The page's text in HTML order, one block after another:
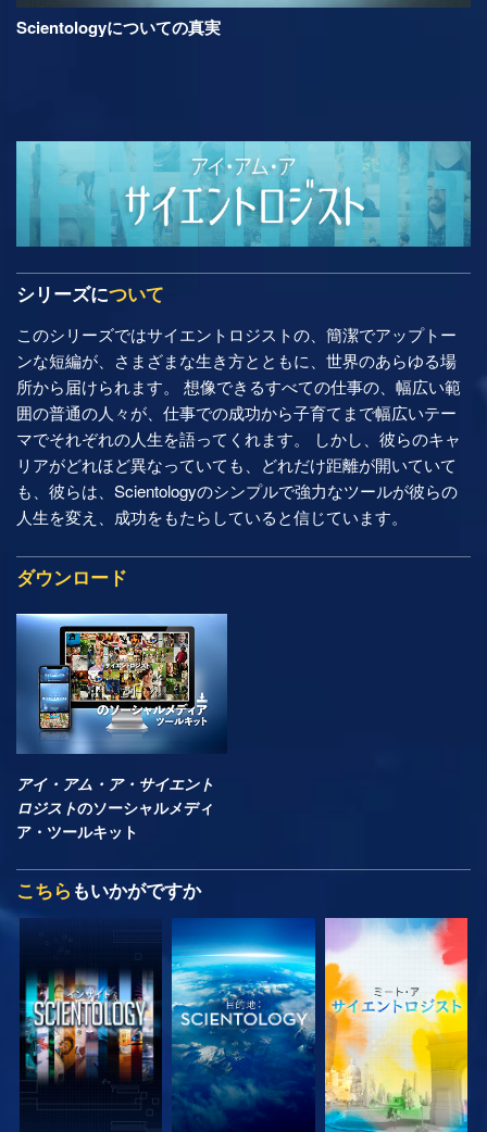
Scientologyについての真実
シリーズについて
このシリーズではサイエントロジストの、簡潔でアップトー
ンな短編が、さまざまな生き方とともに、世界のあらゆる場
所から届けられます。 想像できるすべての仕事の、幅広い範
囲の普通の人々が、仕事での成功から子育てまで幅広いテー
マでそれぞれの人生を語ってくれます。 しかし、彼らのキャ
リアがどれほど異なっていても、どれだけ距離が開いていて
も、彼らは、Scientologyのシンプルで強力なツールが彼らの
人生を変え、成功をもたらしていると信じています。
ダウンロード
アイ・アム・ア・サイエント
ロジストのソーシャルメディ
ア・ツールキット
こちら もいかがですか